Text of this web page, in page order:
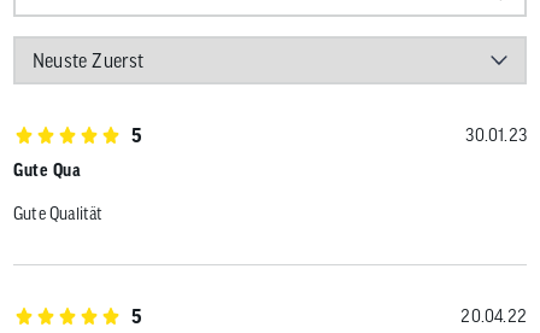
5
30.01.23
Gute Qua
Gute Qualität
5
20.04.22